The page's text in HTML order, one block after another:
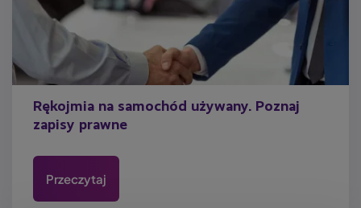
Rękojmia na samochód używany. Poznaj
zapisy prawne
Przeczytaj